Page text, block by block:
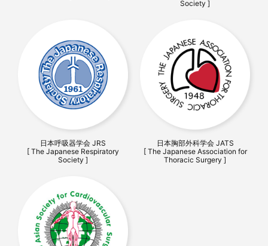
Society ]
日本呼吸器学会 JRS
[ The Japanese Respiratory
Society ]
日本胸部外科学会 JATS
[ The Japanese Association for
Thoracic Surgery ]